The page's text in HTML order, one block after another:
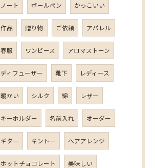
ノート ボールペン かっこいい
作品 贈り物 ご依頼 アパレル
春服 ワンピース アロマストーン
ディフューザー 靴下 レディース
暖かい シルク 綿 レザー
キーホルダー 名前入れ オーダー
ギター キントー ヘアアレンジ
ホットチョコレート 美味しい